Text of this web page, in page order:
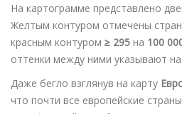
На картограмме представлено
Желтым контуром отмечены
красным контуром ≥ 295 на 100
оттенки между ними указывают
Даже бегло взглянув на карту
что почти все европейские